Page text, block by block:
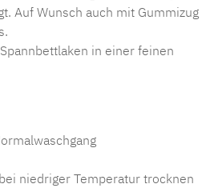
Auf Wunsch auch mit Gummizug
in einer feinen
niedriger Temperatur trocknen